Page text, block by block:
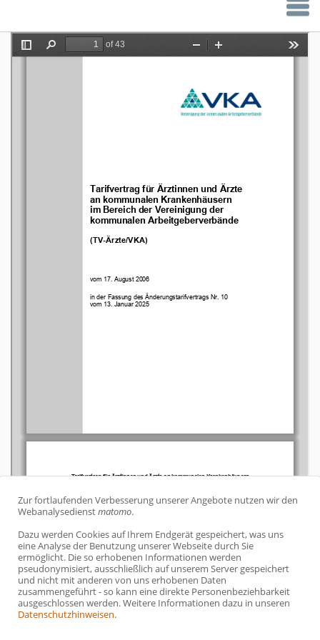
C
o
k
i
e
Zur fortlaufenden Verbesserung unserer Angebote nutzen wir den
Webanalysedienstmatomo.
Dazu werden Cookies auf Ihrem Endgerät gespeichert, was uns
eine Analyse der Benutzung unserer Webseite durch Sie
ermöglicht. Die so erhobenen Informationen werden
pseudonymisiert, ausschließlich auf unserem Server gespeichert
und nicht mit anderen von uns erhobenen Daten
zusammengeführt - so kann eine direkte Personenbeziehbarkeit
ausgeschlossen werden. Weitere Informationen dazu in unseren
Datenschutzhinweisen.